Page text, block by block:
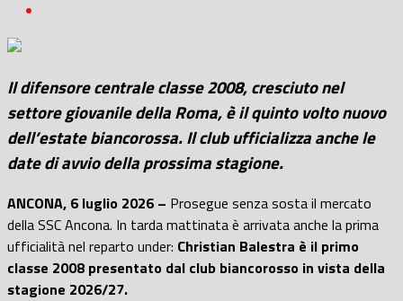
Il difensore centrale classe 2008, cresciuto nel
settore giovanile della Roma, è il quinto volto nuovo
dell’estate biancorossa. Il club ufficializza anche le
date di avvio della prossima stagione.
ANCONA, 6 luglio 2026 – Prosegue senza sosta il mercato
della SSC Ancona. In tarda mattinata è arrivata anche la prima
ufficialità nel reparto under: Christian Balestra è il primo
classe 2008 presentato dal club biancorosso in vista della
stagione 2026/27.